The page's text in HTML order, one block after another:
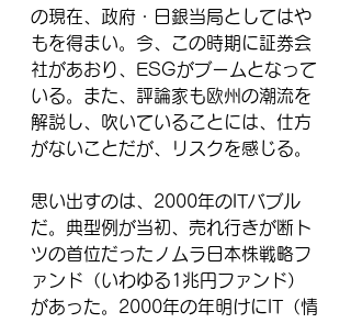
の現在、政府・日銀当局としてはや
もを得まい。今、この時期に証券会
社があおり、ESGがブームとなって
いる。また、評論家も欧州の潮流を
解説し、吹いていることには、仕方
がないことだが、リスクを感じる。
思い出すのは、2000年のITバブル
だ。典型例が当初、売れ行きが断ト
ツの首位だったノムラ日本株戦略フ
ァンド（いわゆる1兆円ファンド）
があった。2000年の年明けにIT（情